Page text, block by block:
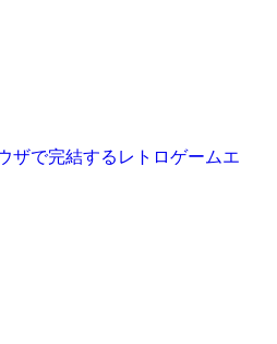
ザで完結するレトロゲームエ